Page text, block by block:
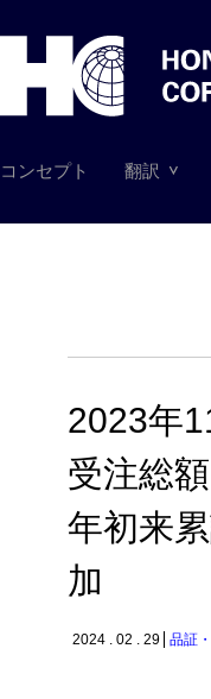
コンセプト 翻訳
2023年
受注総
年初来
加
2024 . 02 . 29 品証